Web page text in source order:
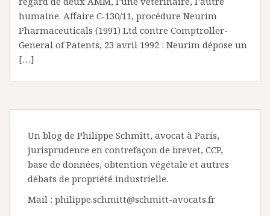
humaine. Affaire C‑130/11, procédure Neurim
Pharmaceuticals (1991) Ltd contre Comptroller-
General of Patents, 23 avril 1992 : Neurim dépose un
[…]
Un blog de Philippe Schmitt, avocat à Paris,
jurisprudence en contrefaçon de brevet, CCP,
base de données, obtention végétale et autres
débats de propriété industrielle.
Mail : philippe.schmitt@schmitt-avocats.fr